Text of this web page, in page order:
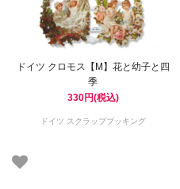
ドイツ クロモス【M】花と幼子と四
季
330円(税込)
ドイツ スクラップブッキング